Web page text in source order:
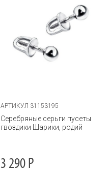
АРТИКУЛ 31153195
Серебряные серьги пусеты
гвоздики Шарики, родий
3 290 Р